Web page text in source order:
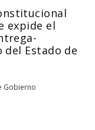
expide el
del Estado de
Gobierno